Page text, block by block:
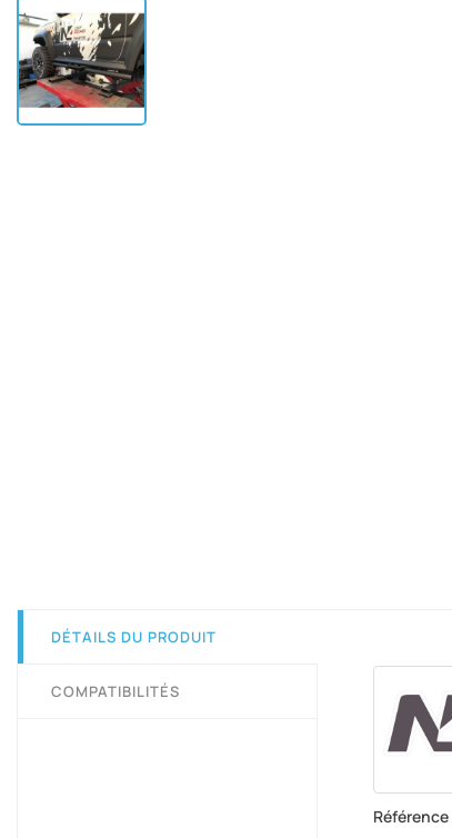
DÉTAILS DU PRODUIT
COMPATIBILITÉS
Référence